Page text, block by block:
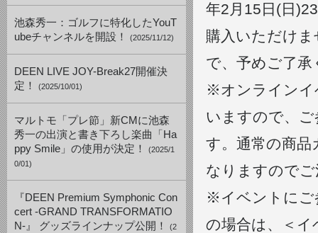
池森秀一：ゴルフに特化したYouT
ubeチャンネルを開設！
(2025/11/12)
DEEN LIVE JOY-Break27開催決
定！
(2025/10/01)
マルトモ「プレ節」新CMに池森
秀一の出演と書き下ろし楽曲「Ha
ppy Smile」の使用が決定！
(2025/1
0/01)
『DEEN Premium Symphonic Con
cert -GRAND TRANSFORMATIO
N-』 グッズラインナップ公開！
(2
年2月15日(日
購入いただけ
で、予めご了承
※オンラインイ
いますので、
す。通常の商
なりますので
※イベントにご
の場合は、＜イ